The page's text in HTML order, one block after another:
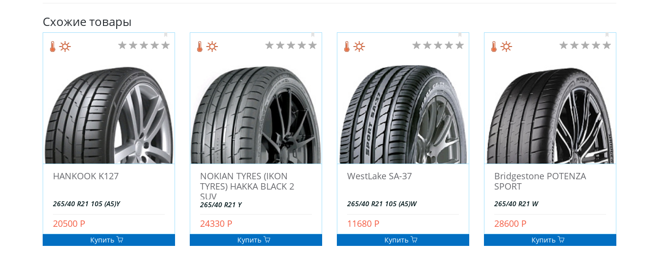
Схожие товары
HANKOOK K127
265/40 R21 105 (A5)Y
20500 Р
Купить
NOKIAN TYRES (IKON
TYRES) HAKKA BLACK 2
SUV
265/40 R21 Y
24330 Р
Купить
WestLake SA-37
265/40 R21 105 (A5)W
11680 Р
Купить
Bridgestone POTENZA
SPORT
265/40 R21 W
28600 Р
Купить